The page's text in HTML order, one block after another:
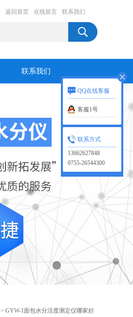
返回首页 在线留言 联系我们
联系我们
> GYW-1面包水分活度测定仪哪家好
QQ在线客服
客服1号
联系方式
13662627848
0755-26544300